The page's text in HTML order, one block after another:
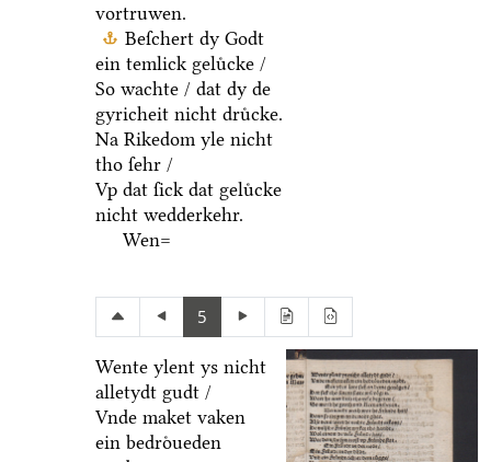
vortruwen.
Beſchert dy Godt
ein temlick geluͤcke /
So wachte / dat dy de
gyricheit nicht druͤcke.
Na Rikedom yle nicht
tho ſehr /
Vp dat ſick dat geluͤcke
nicht wedderkehr.
Wen=
5
Wente ylent ys nicht
alletydt gudt /
Vnde maket vaken
ein bedroͤueden